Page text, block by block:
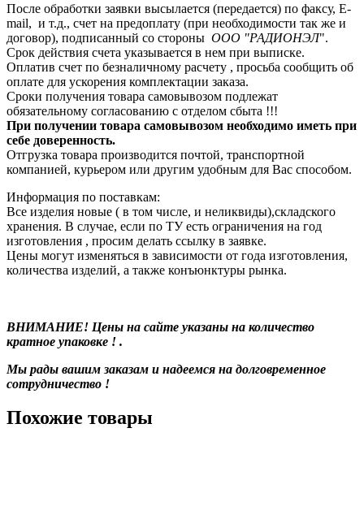
После обработки заявки высылается (передается) по факсу, E-
mail, и т.д., счет на предоплату (при необходимости так же и
договор), подписанный со стороны ООО "РАДИОНЭЛ".
Срок действия счета указывается в нем при выписке.
Оплатив счет по безналичному расчету , просьба сообщить об
оплате для ускорения комплектации заказа.
Сроки получения товара самовывозом подлежат
обязательному согласованию с отделом сбыта !!!
При получении товара самовывозом необходимо иметь при
себе доверенность.
Отгрузка товара производится почтой, транспортной
компанией, курьером или другим удобным для Вас способом.
Информация по поставкам:
Все изделия новые ( в том числе, и неликвиды),складского
хранения. В случае, если по ТУ есть ограничения на год
изготовления , просим делать ссылку в заявке.
Цены могут изменяться в зависимости от года изготовления,
количества изделий, а также конъюнктуры рынка.
ВНИМАНИЕ! Цены на сайте указаны на количество
кратное упаковке ! .
Мы рады вашим заказам и надеемся на долговременное
сотрудничество !
Похожие товары